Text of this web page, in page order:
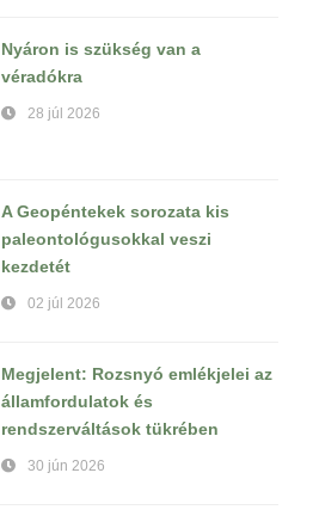
Nyáron is szükség van a
véradókra
28 júl 2026
A Geopéntekek sorozata kis
paleontológusokkal veszi
kezdetét
02 júl 2026
Megjelent: Rozsnyó emlékjelei az
államfordulatok és
rendszerváltások tükrében
30 jún 2026